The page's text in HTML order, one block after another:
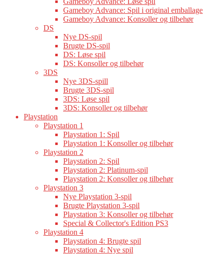
Gameboy Advance: Spil i original emballage
Gameboy Advance: Konsoller og tilbehør
DS
Nye DS-spil
Brugte DS-spil
DS: Løse spil
DS: Konsoller og tilbehør
3DS
Nye 3DS-spill
Brugte 3DS-spil
3DS: Løse spil
3DS: Konsoller og tilbehør
Playstation
Playstation 1
Playstation 1: Spil
Playstation 1: Konsoller og tilbehør
Playstation 2
Playstation 2: Spil
Playstation 2: Platinum-spil
Playstation 2: Konsoller og tilbehør
Playstation 3
Nye Playstation 3-spil
Brugte Playstation 3-spil
Playstation 3: Konsoller og tilbehør
Special & Collector's Edition PS3
Playstation 4
Playstation 4: Brugte spil
Playstation 4: Nye spil